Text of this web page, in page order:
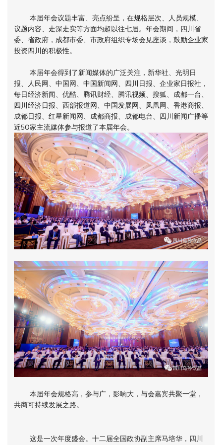
本届年会议题丰富、亮点纷呈，在规格层次、人员规模、
议题内容、走深走实等方面均超以往七届。年会期间，四川省
委、省政府，成都市委、市政府组织专场会见座谈，鼓励企业家
投资四川的积极性。
本届年会得到了新闻媒体的广泛关注，新华社、光明日
报、人民网、中国网、中国新闻网、四川日报、企业家日报社，
每日经济新闻、优酷、腾讯财经、腾讯视频、搜狐、成都一台、
四川经济日报、西部报道网、中国发展网、凤凰网、香港商报、
成都日报、红星新闻网、成都商报、成都电台、四川新闻广播等
近50家主流媒体参与报道了本届年会。
本届年会规格高，参与广，影响大，与会嘉宾共聚一堂，
共商可持续发展之路。
这是一次年度盛会。十二届全国政协副主席马培华，四川